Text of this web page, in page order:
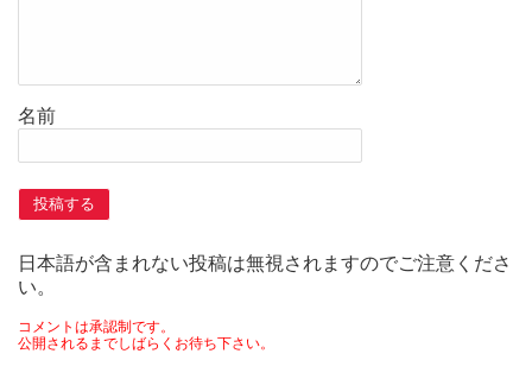
名前
日本語が含まれない投稿は無視されますのでご注意くださ
い。
コメントは承認制です。
公開されるまでしばらくお待ち下さい。